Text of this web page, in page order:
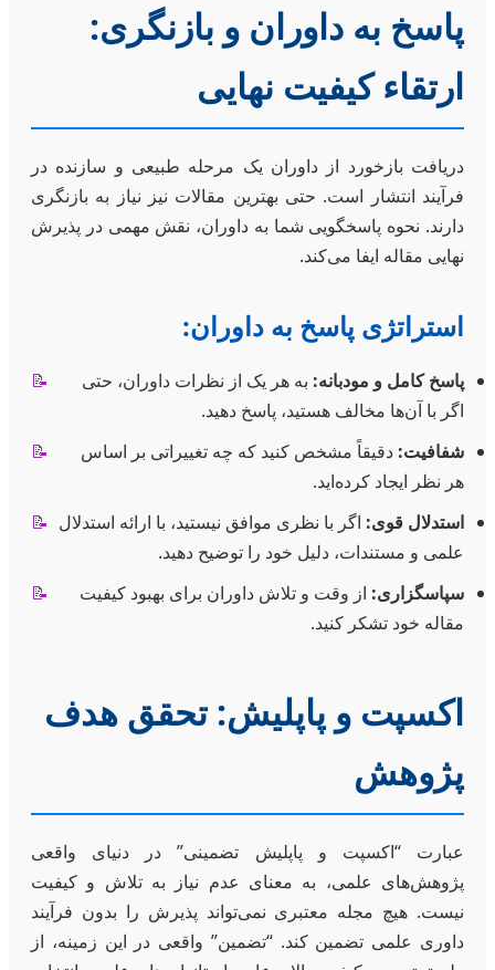
پاسخ به داوران و بازنگری:
ارتقاء کیفیت نهایی
دریافت بازخورد از داوران یک مرحله طبیعی و سازنده در
فرآیند انتشار است. حتی بهترین مقالات نیز نیاز به بازنگری
دارند. نحوه پاسخگویی شما به داوران، نقش مهمی در پذیرش
نهایی مقاله ایفا می‌کند.
استراتژی پاسخ به داوران:
📝 پاسخ کامل و مودبانه: به هر یک از نظرات داوران، حتی
اگر با آن‌ها مخالف هستید، پاسخ دهید.
📝
شفافیت: دقیقاً مشخص کنید که چه تغییراتی بر اساس
هر نظر ایجاد کرده‌اید.
📝
استدلال قوی: اگر با نظری موافق نیستید، با ارائه استدلال
علمی و مستندات، دلیل خود را توضیح دهید.
📝
سپاسگزاری: از وقت و تلاش داوران برای بهبود کیفیت
مقاله خود تشکر کنید.
اکسپت و پاپلیش: تحقق هدف
پژوهش
عبارت “اکسپت و پاپلیش تضمینی” در دنیای واقعی
پژوهش‌های علمی، به معنای عدم نیاز به تلاش و کیفیت
نیست. هیچ مجله معتبری نمی‌تواند پذیرش را بدون فرآیند
داوری علمی تضمین کند. “تضمین” واقعی در این زمینه، از